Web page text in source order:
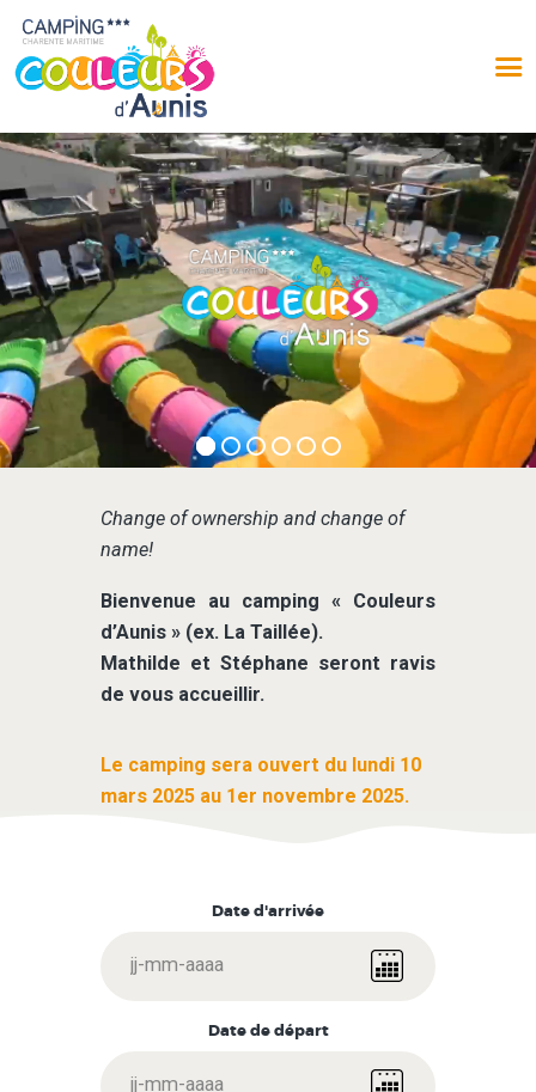
ACCUEIL
LE CAMPING
EMPLACEMENTS
LOCATIONS
AUX ALENTOURS
AVIS
FAQ
CONTACT
Change of ownership and change of
name!
Bienvenue au camping « Couleurs
d’Aunis » (ex. La Taillée).
Mathilde et Stéphane seront ravis
de vous accueillir.
Le camping sera ouvert du lundi 10
mars 2025 au 1er novembre 2025.
Date d'arrivée
Date de départ